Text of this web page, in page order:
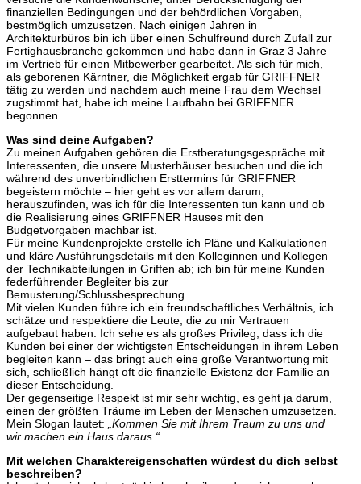
finanziellen Bedingungen und der behördlichen Vorgaben,
bestmöglich umzusetzen. Nach einigen Jahren in
Architekturbüros bin ich über einen Schulfreund durch Zufall zur
Fertighausbranche gekommen und habe dann in Graz 3 Jahre
im Vertrieb für einen Mitbewerber gearbeitet. Als sich für mich,
als geborenen Kärntner, die Möglichkeit ergab für GRIFFNER
tätig zu werden und nachdem auch meine Frau dem Wechsel
zugstimmt hat, habe ich meine Laufbahn bei GRIFFNER
begonnen.
Was sind deine Aufgaben?
Zu meinen Aufgaben gehören die Erstberatungsgespräche mit
Interessenten, die unsere Musterhäuser besuchen und die ich
während des unverbindlichen Ersttermins für GRIFFNER
begeistern möchte – hier geht es vor allem darum,
herauszufinden, was ich für die Interessenten tun kann und ob
die Realisierung eines GRIFFNER Hauses mit den
Budgetvorgaben machbar ist.
Für meine Kundenprojekte erstelle ich Pläne und Kalkulationen
und kläre Ausführungsdetails mit den Kolleginnen und Kollegen
der Technikabteilungen in Griffen ab; ich bin für meine Kunden
federführender Begleiter bis zur
Bemusterung/Schlussbesprechung.
Mit vielen Kunden führe ich ein freundschaftliches Verhältnis, ich
schätze und respektiere die Leute, die zu mir Vertrauen
aufgebaut haben. Ich sehe es als großes Privileg, dass ich die
Kunden bei einer der wichtigsten Entscheidungen in ihrem Leben
begleiten kann – das bringt auch eine große Verantwortung mit
sich, schließlich hängt oft die finanzielle Existenz der Familie an
dieser Entscheidung.
Der gegenseitige Respekt ist mir sehr wichtig, es geht ja darum,
einen der größten Träume im Leben der Menschen umzusetzen.
Mein Slogan lautet:
„Kommen Sie mit Ihrem Traum zu uns und
wir machen ein Haus daraus.“
Mit welchen Charaktereigenschaften würdest du dich selbst
beschreiben?